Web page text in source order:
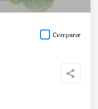
Comparer